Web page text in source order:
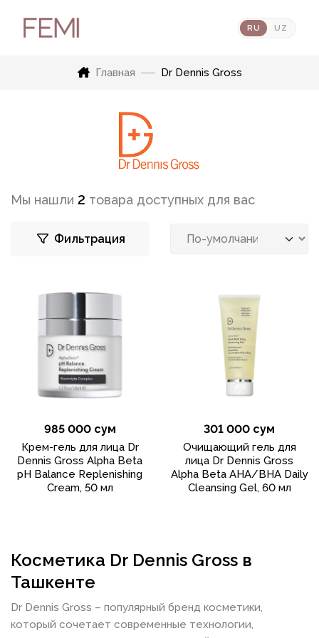
RU UZ
Главная Dr Dennis Gross
Мы нашли 2 товара доступных для вас
Фильтрация
985 000 сум
Крем-гель для лица Dr
Dennis Gross Alpha Beta
pH Balance Replenishing
Cream, 50 мл
301 000 сум
Очищающий гель для
лица Dr Dennis Gross
Alpha Beta AHA/BHA Daily
Cleansing Gel, 60 мл
Косметика Dr Dennis Gross в
Ташкенте
Dr Dennis Gross – популярный бренд косметики,
который сочетает современные технологии,